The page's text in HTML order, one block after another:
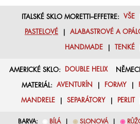
ITALSKÉ SKLO MORETTI–EFFETRE: VŠE
PASTELOVÉ ALABASTROVÉ A
HANDMADE TENKÉ
AMERICKÉ SKLO: DOUBLE HELIX
MATERIÁL: AVENTURÍN FORMY
MANDRELE SEPARÁTORY PERLIT
BARVA: ◉ BÍLÁ| ◉ SLONOVÁ| ◉